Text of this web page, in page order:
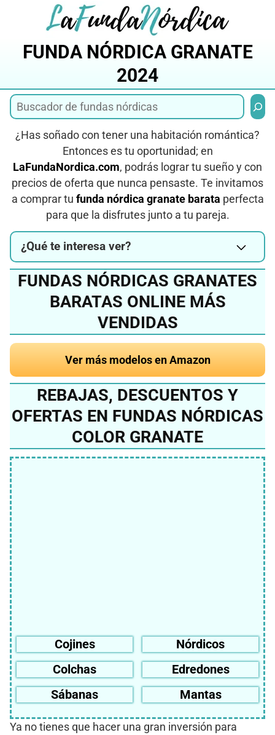
FUNDA NÓRDICA GRANATE
2024
¿Has soñado con tener una habitación romántica?
Entonces es tu oportunidad; en
LaFundaNordica.com, podrás lograr tu sueño y con
precios de oferta que nunca pensaste. Te invitamos
a comprar tu funda nórdica granate barata perfecta
para que la disfrutes junto a tu pareja.
¿Qué te interesa ver?
FUNDAS NÓRDICAS GRANATES
BARATAS ONLINE MÁS
VENDIDAS
Ver más modelos en Amazon
REBAJAS, DESCUENTOS Y
OFERTAS EN FUNDAS NÓRDICAS
COLOR GRANATE
Cojines
Nórdicos
Colchas
Edredones
Sábanas
Mantas
Ya no tienes que hacer una gran inversión para